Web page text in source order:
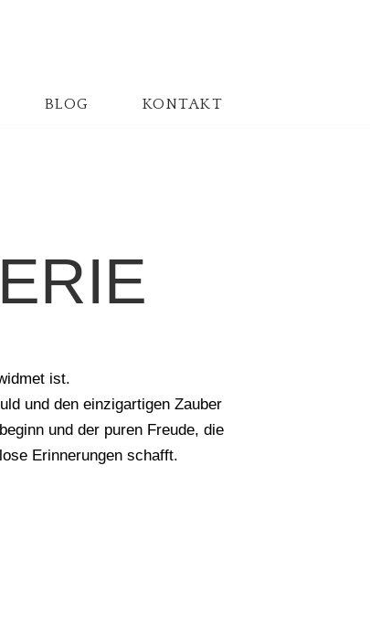
BLOG KONTAKT
ist.
und den einzigartigen Zauber
und der puren Freude, die
Erinnerungen schafft.